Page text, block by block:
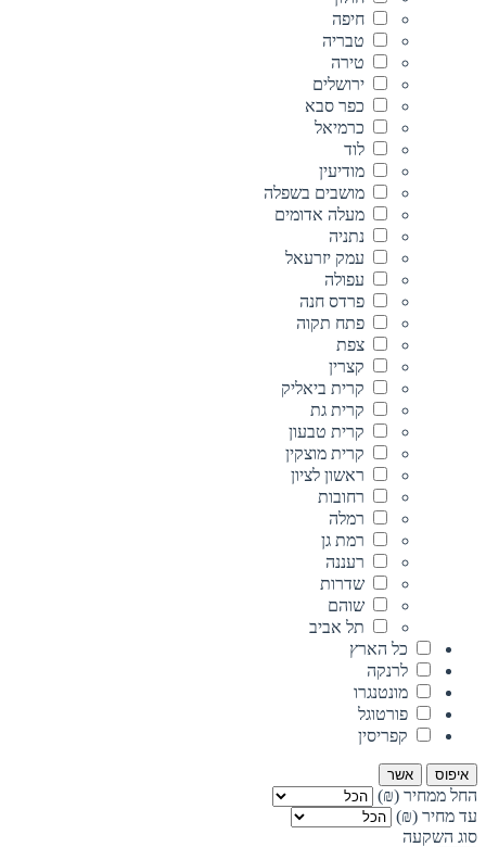
חיפה
טבריה
טירה
ירושלים
כפר סבא
כרמיאל
לוד
מודיעין
מושבים בשפלה
מעלה אדומים
נתניה
עמק יזרעאל
עפולה
פרדס חנה
פתח תקוה
צפת
קצרין
קרית ביאליק
קרית גת
קרית טבעון
קרית מוצקין
ראשון לציון
רחובות
רמלה
רמת גן
רעננה
שדרות
שוהם
תל אביב
כל הארץ
לרנקה
מונטנגרו
פורטוגל
קפריסין
איפוס אשר
החל ממחיר (₪)
עד מחיר (₪)
סוג השקעה